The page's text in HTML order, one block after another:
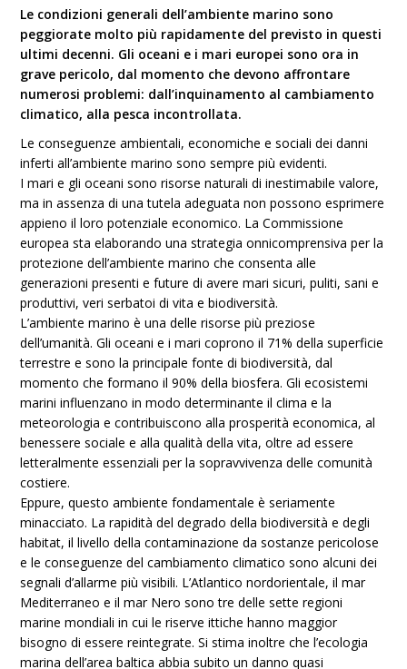
Le condizioni generali dell’ambiente marino sono
peggiorate molto più rapidamente del previsto in questi
ultimi decenni. Gli oceani e i mari europei sono ora in
grave pericolo, dal momento che devono affrontare
numerosi problemi: dall’inquinamento al cambiamento
climatico, alla pesca incontrollata.
Le conseguenze ambientali, economiche e sociali dei danni
inferti all’ambiente marino sono sempre più evidenti.
I mari e gli oceani sono risorse naturali di inestimabile valore,
ma in assenza di una tutela adeguata non possono esprimere
appieno il loro potenziale economico. La Commissione
europea sta elaborando una strategia onnicomprensiva per la
protezione dell’ambiente marino che consenta alle
generazioni presenti e future di avere mari sicuri, puliti, sani e
produttivi, veri serbatoi di vita e biodiversità.
L’ambiente marino è una delle risorse più preziose
dell’umanità. Gli oceani e i mari coprono il 71% della superficie
terrestre e sono la principale fonte di biodiversità, dal
momento che formano il 90% della biosfera. Gli ecosistemi
marini influenzano in modo determinante il clima e la
meteorologia e contribuiscono alla prosperità economica, al
benessere sociale e alla qualità della vita, oltre ad essere
letteralmente essenziali per la sopravvivenza delle comunità
costiere.
Eppure, questo ambiente fondamentale è seriamente
minacciato. La rapidità del degrado della biodiversità e degli
habitat, il livello della contaminazione da sostanze pericolose
e le conseguenze del cambiamento climatico sono alcuni dei
segnali d’allarme più visibili. L’Atlantico nordorientale, il mar
Mediterraneo e il mar Nero sono tre delle sette regioni
marine mondiali in cui le riserve ittiche hanno maggior
bisogno di essere reintegrate. Si stima inoltre che l’ecologia
marina dell’area baltica abbia subito un danno quasi